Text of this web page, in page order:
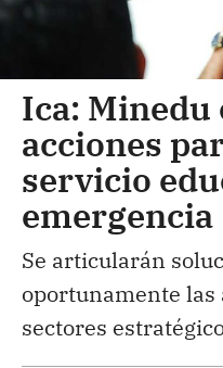
Ica:
acciones
servicio
emergencia
Se articularán
oportunamente las
sectores